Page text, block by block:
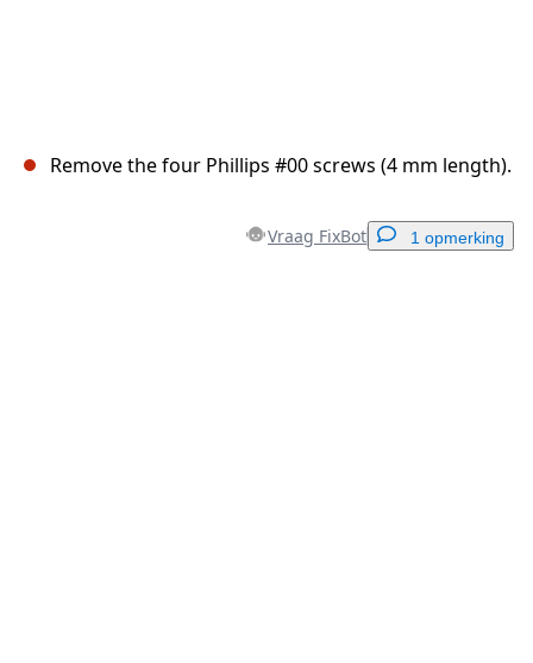
Remove the four Phillips #00 screws (4 mm length).
Vraag FixBot 1 opmerking